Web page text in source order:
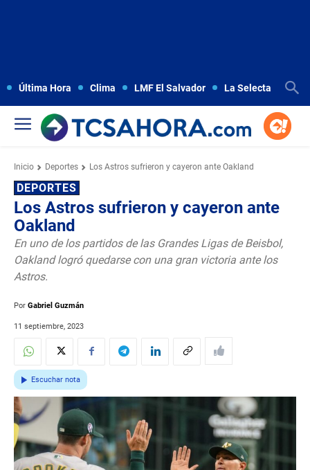
Última Hora Clima LMF El Salvador La Selecta
Inicio Deportes Los Astros sufrieron y cayeron ante Oakland
DEPORTES
Los Astros sufrieron y cayeron ante
Oakland
En uno de los partidos de las Grandes Ligas de Beisbol,
Oakland logró quedarse con una gran victoria ante los
Astros.
Por Gabriel Guzmán
11 septiembre, 2023
Escuchar nota